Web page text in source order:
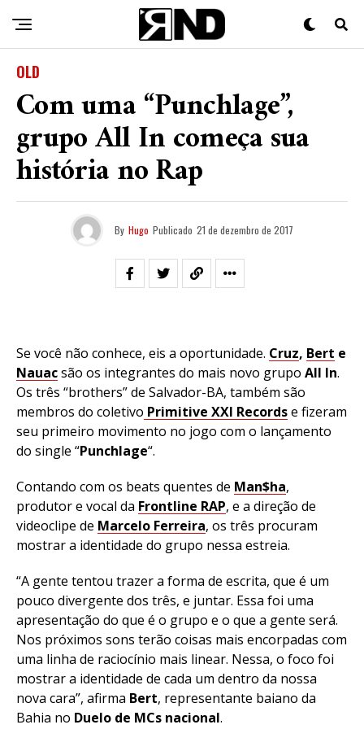
OLD
Com uma “Punchlage”,
grupo All In começa sua
história no Rap
By Hugo Publicado 21 de dezembro de 2017
Se você não conhece, eis a oportunidade. Cruz, Bert e
Nauacsão os integrantes do mais novo grupo All In.
Os três “brothers” de Salvador-BA, também são
membros do coletivo Primitive XXI Recordse fizeram
seu primeiro movimento no jogo com o lançamento
do single “Punchlage“.
Contando com os beats quentes de Man$ha,
produtor e vocal da Frontline RAP, e a direção de
videoclipe de Marcelo Ferreira, os três procuram
mostrar a identidade do grupo nessa estreia.
“A gente tentou trazer a forma de escrita, que é um
pouco divergente dos três, e juntar. Essa foi uma
apresentação do que é o grupo e o que a gente será.
Nos próximos sons terão coisas mais encorpadas com
uma linha de raciocínio mais linear. Nessa, o foco foi
mostrar a identidade de cada um dentro da nossa
nova cara”, afirma Bert, representante baiano da
Bahia no Duelo de MCs nacional.